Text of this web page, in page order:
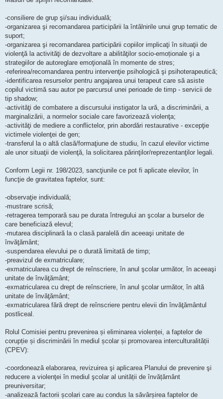
-consiliere de grup şi/sau individuală;
-organizarea şi recomandarea participării la întâlnirile unui grup tematic de
suport;
-organizarea şi recomandarea participării copiilor implicaţi în situaţii de
violenţă la activităţi de dezvoltare a abilităţilor socio-emoționale şi a
strategiilor de autoreglare emoţională în momente de stres;
-referirea/recomandarea pentru intervenţie psihologică şi psihoterapeutică;
-identificarea resurselor pentru angajarea unui terapeut care să asiste
copilul victimă sau autor pe parcursul unei perioade de timp - servicii de
tip shadow;
-activităţi de combatere a discursului instigator la ură, a discriminării, a
marginalizării, a normelor sociale care favorizează violenţa;
-activităţi de mediere a conflictelor, prin abordări restaurative - excepţie
victimele violenţei de gen;
-transferul la o altă clasă/formaţiune de studiu, în cazul elevilor victime
ale unor situaţii de violenţă, la solicitarea părinţilor/reprezentanţilor legali.
Conform Legii nr. 198/2023, sancţiunile ce pot fi aplicate elevilor, în
funcţie de gravitatea faptelor, sunt:
-observaţie individuală;
-mustrare scrisă;
-retragerea temporară sau pe durata întregului an şcolar a burselor de
care beneficiază elevul;
-mutarea disciplinară la o clasă paralelă din aceeaşi unitate de
învăţământ;
-suspendarea elevului pe o durată limitată de timp;
-preavizul de exmatriculare;
-exmatricularea cu drept de reînscriere, în anul şcolar următor, în aceeaşi
unitate de învăţământ;
-exmatricularea cu drept de reînscriere, în anul şcolar următor, în altă
unitate de învăţământ;
-exmatricularea fără drept de reînscriere pentru elevii din învăţământul
postliceal.
Rolul Comisiei pentru prevenirea și eliminarea violenței, a faptelor de
corupție și discriminării în mediul școlar și promovarea interculturalității
(CPEV):
-coordonează elaborarea, revizuirea şi aplicarea Planului de prevenire şi
reducere a violenţei în mediul şcolar al unității de învățământ
preuniversitar;
-analizează factorii școlari care au condus la săvârșirea faptelor de